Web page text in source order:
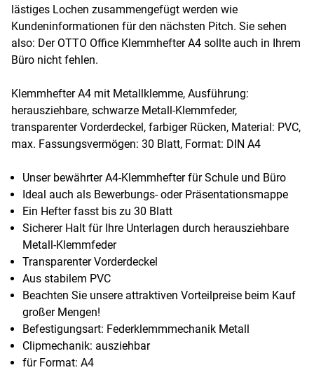
lästiges Lochen zusammengefügt werden wie
Kundeninformationen für den nächsten Pitch. Sie sehen
also: Der OTTO Office Klemmhefter A4 sollte auch in Ihrem
Büro nicht fehlen.
Klemmhefter A4 mit Metallklemme, Ausführung:
herausziehbare, schwarze Metall-Klemmfeder,
transparenter Vorderdeckel, farbiger Rücken, Material: PVC,
max. Fassungsvermögen: 30 Blatt, Format: DIN A4
Unser bewährter A4-Klemmhefter für Schule und Büro
Ideal auch als Bewerbungs- oder Präsentationsmappe
Ein Hefter fasst bis zu 30 Blatt
Sicherer Halt für Ihre Unterlagen durch herausziehbare
Metall-Klemmfeder
Transparenter Vorderdeckel
Aus stabilem PVC
Beachten Sie unsere attraktiven Vorteilpreise beim Kauf
großer Mengen!
Befestigungsart: Federklemmmechanik Metall
Clipmechanik: ausziehbar
für Format: A4